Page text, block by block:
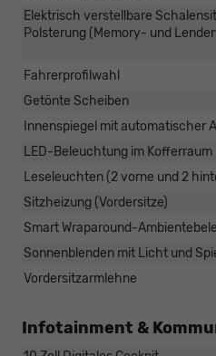
Elektrisch verstellbare
Polsterung (Memory- und
Fahrerprofilwahl
Getönte Scheiben
Innenspiegel mit automatischer
LED-Beleuchtung im Kofferraum
Leseleuchten (2 vorne und 2
Sitzheizung (Vordersitze)
Smart Wraparound-
Sonnenblenden mit Licht und
Vordersitzarmlehne
Infotainment &